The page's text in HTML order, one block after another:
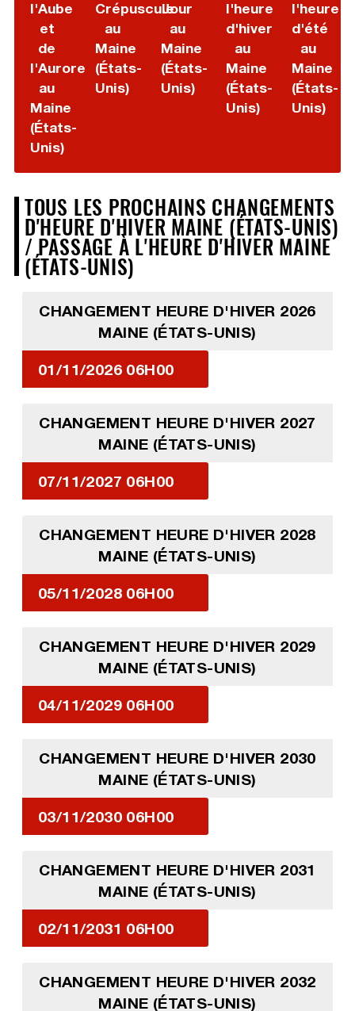
l'Aube
et
de
l'Aurore
au
Maine
(États-
Unis)
Crépuscule
au
Maine
(États-
Unis)
Jour
au
Maine
(États-
Unis)
l'heure
d'hiver
au
Maine
(États-
Unis)
l'heure
d'été
au
Maine
(États-
Unis)
TOUS LES PROCHAINS CHANGEMENTS
D'HEURE D'HIVER MAINE (ÉTATS-UNIS)
/ PASSAGE À L'HEURE D'HIVER MAINE
(ÉTATS-UNIS)
CHANGEMENT HEURE D'HIVER 2026
MAINE (ÉTATS-UNIS)
01/11/2026 06H00
CHANGEMENT HEURE D'HIVER 2027
MAINE (ÉTATS-UNIS)
07/11/2027 06H00
CHANGEMENT HEURE D'HIVER 2028
MAINE (ÉTATS-UNIS)
05/11/2028 06H00
CHANGEMENT HEURE D'HIVER 2029
MAINE (ÉTATS-UNIS)
04/11/2029 06H00
CHANGEMENT HEURE D'HIVER 2030
MAINE (ÉTATS-UNIS)
03/11/2030 06H00
CHANGEMENT HEURE D'HIVER 2031
MAINE (ÉTATS-UNIS)
02/11/2031 06H00
CHANGEMENT HEURE D'HIVER 2032
MAINE (ÉTATS-UNIS)